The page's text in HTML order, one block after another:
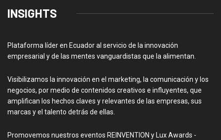
INSIGHTS
Plataforma líder en Ecuador al servicio de la innovación
empresarial y de las mentes vanguardistas que la alimentan.
Visibilizamos la innovación en el marketing, la comunicación y los
negocios, por medio de contenidos creativos e influyentes, que
amplifican los hechos claves y relevantes de las empresas, sus
marcas y el talento detrás de ellas.
Promovemos nuestros eventos REINVENTION y Lux Awards -